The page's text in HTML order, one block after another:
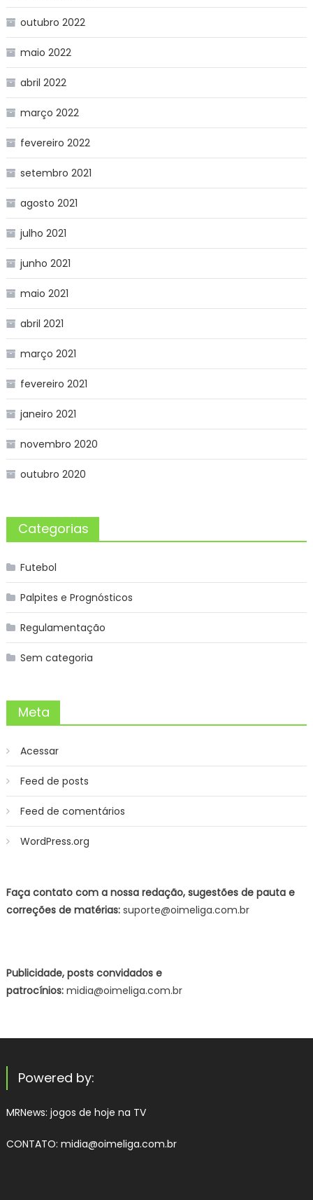
outubro 2022
maio 2022
abril 2022
março 2022
fevereiro 2022
setembro 2021
agosto 2021
julho 2021
junho 2021
maio 2021
abril 2021
março 2021
fevereiro 2021
janeiro 2021
novembro 2020
outubro 2020
Categorias
Futebol
Palpites e Prognósticos
Regulamentação
Sem categoria
Meta
Acessar
Feed de posts
Feed de comentários
WordPress.org
Faça contato com a nossa redação, sugestões de pauta e
correções de matérias:suporte@oimeliga.com.br
Publicidade, posts convidados e
patrocínios:midia@oimeliga.com.br
Powered by:
MRNews: jogos de hoje na TV
CONTATO: midia@oimeliga.com.br